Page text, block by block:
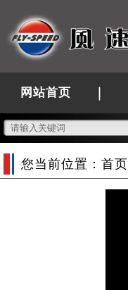
网站首页
您当前位置： 首页